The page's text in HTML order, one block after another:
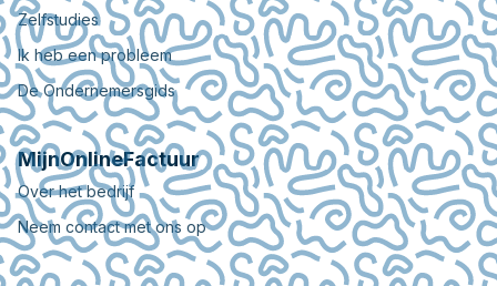
Zelfstudies
Ik heb een probleem
De Ondernemersgids
MijnOnlineFactuur
Over het bedrijf
Neem contact met ons op